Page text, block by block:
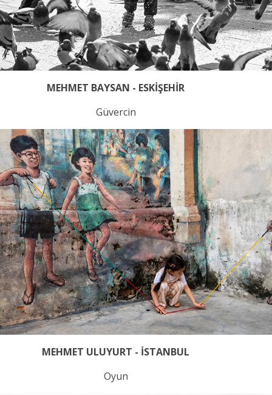
MEHMET BAYSAN - ESKİŞEHİR
Güvercin
MEHMET ULUYURT - İSTANBUL
Oyun